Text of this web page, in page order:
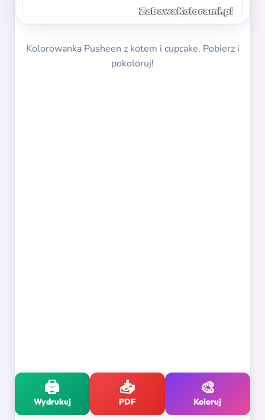
Kolorowanka Pusheen z kotem i cupcake. Pobierz i
pokoloruj!
🖨️
Wydrukuj
📥
PDF
🎨
Koloruj